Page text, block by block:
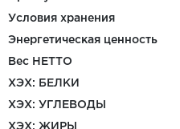
Условия хранения
Энергетическая ценность
Вес НЕТТО
ХЭХ: БЕЛКИ
ХЭХ: УГЛЕВОДЫ
ХЭХ: ЖИРЫ